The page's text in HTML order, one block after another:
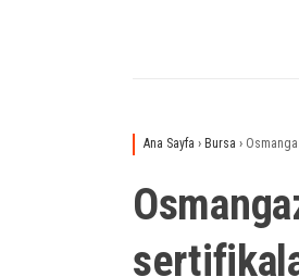
Ana Sayfa › Bursa ›